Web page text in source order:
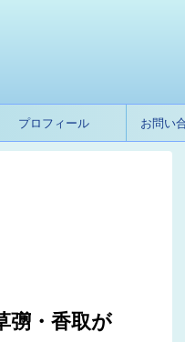
プロフィール お問い
彅・香取が